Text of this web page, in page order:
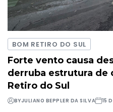
BOM RETIRO DO SUL
Forte vento causa
derruba estrutura de
Retiro do Sul
BYJULIANO BEPPLER DA SILVA 15